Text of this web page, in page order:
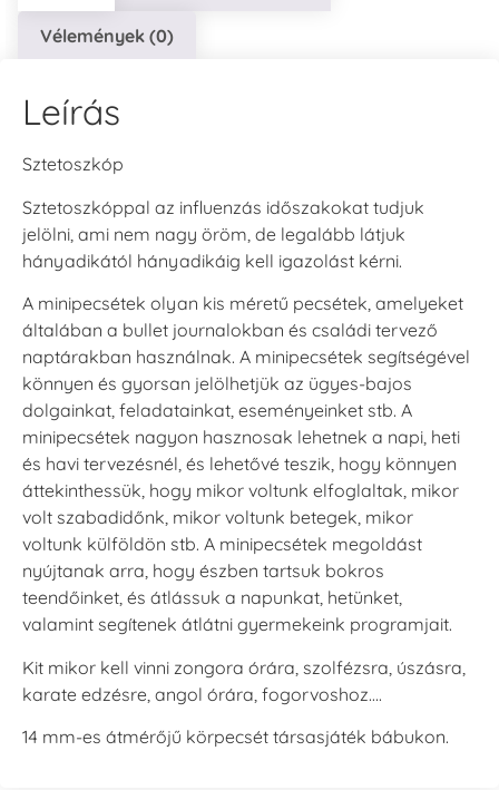
Vélemények (0)
Leírás
Sztetoszkóp
Sztetoszkóppal az influenzás időszakokat tudjuk
jelölni, ami nem nagy öröm, de legalább látjuk
hányadikától hányadikáig kell igazolást kérni.
A minipecsétek olyan kis méretű pecsétek, amelyeket
általában a bullet journalokban és családi tervező
naptárakban használnak. A minipecsétek segítségével
könnyen és gyorsan jelölhetjük az ügyes-bajos
dolgainkat, feladatainkat, eseményeinket stb. A
minipecsétek nagyon hasznosak lehetnek a napi, heti
és havi tervezésnél, és lehetővé teszik, hogy könnyen
áttekinthessük, hogy mikor voltunk elfoglaltak, mikor
volt szabadidőnk, mikor voltunk betegek, mikor
voltunk külföldön stb. A minipecsétek megoldást
nyújtanak arra, hogy észben tartsuk bokros
teendőinket, és átlássuk a napunkat, hetünket,
valamint segítenek átlátni gyermekeink programjait.
Kit mikor kell vinni zongora órára, szolfézsra, úszásra,
karate edzésre, angol órára, fogorvoshoz….
14 mm-es átmérőjű körpecsét társasjáték bábukon.